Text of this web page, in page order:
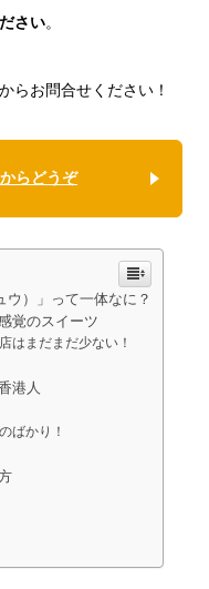
さい。
らお問合せください！
らどうぞ
）」って一体なに？
覚のスイーツ
はまだまだ少ない！
港人
ばかり！